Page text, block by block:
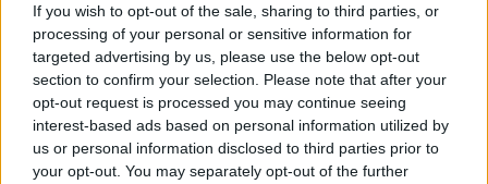
If you wish to opt-out of the sale, sharing to third parties, or
processing of your personal or sensitive information for
targeted advertising by us, please use the below opt-out
section to confirm your selection. Please note that after your
opt-out request is processed you may continue seeing
interest-based ads based on personal information utilized by
us or personal information disclosed to third parties prior to
your opt-out. You may separately opt-out of the further
Un type de servitude
La présence de sans-papiers sur ces chantiers à Miraflores
n’est pas à ignorer. Dans le pays, le secteur de la
construction fait appel principalement à des travailleurs
immigrés, la plupart haïtiens, le seul pays voisin de la